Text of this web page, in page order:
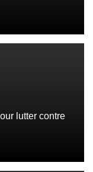
lutter contre